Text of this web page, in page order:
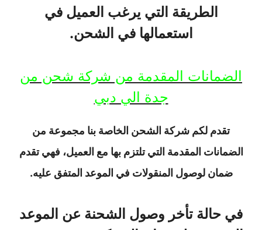
الطريقة التي يرغب العميل في
استعمالها في الشحن.
الضمانات المقدمة من شركة شحن من
جدة الي دبي
تقدم لكم شركة الشحن الخاصة بنا مجموعة من
الضمانات المقدمة التي تلتزم بها مع العميل، فهي تقدم
ضمان لوصول المنقولات في الموعد المتفق عليه.
في حالة تأخر وصول الشحنة عن الموعد